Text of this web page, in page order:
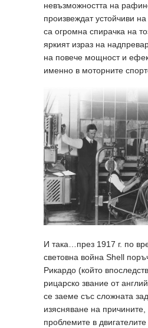
невъзможността на
произвеждат устойчиви
са огромна спирачка на
яркият израз на
на повече мощност и
именно в моторните
И така…през 1917 г. по
световна война Shell
Рикардо (който
рицарско звание от
се заеме със сложната
изясняване на
проблемите в